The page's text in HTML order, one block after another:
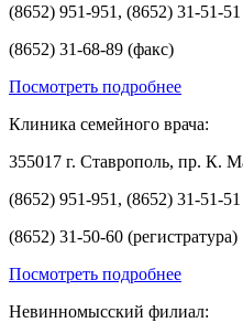
(8652) 951-951, (8652) 31-51-
(8652) 31-68-89 (факс)
Посмотреть подробнее
Клиника семейного врача:
355017 г. Ставрополь, пр. К.
(8652) 951-951, (8652) 31-51-
(8652) 31-50-60 (регистратура)
Посмотреть подробнее
Невинномысский филиал: